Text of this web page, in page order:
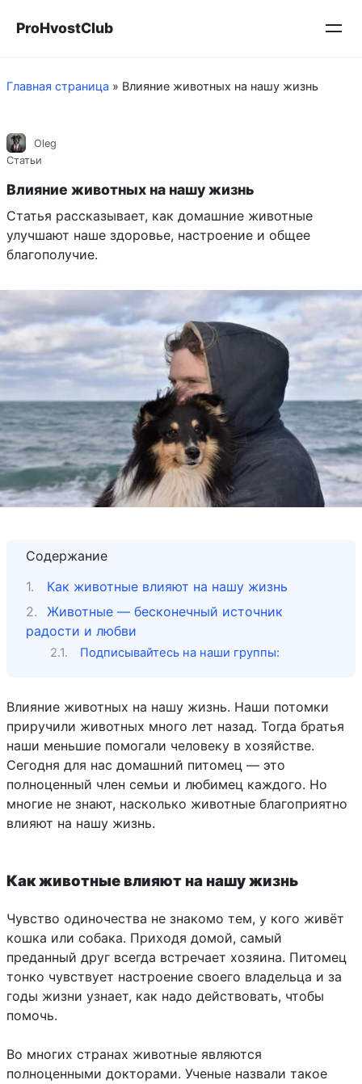
ProHvostClub
Главная страница » Влияние животных на нашу жизнь
Oleg
Статьи
Влияние животных на нашу жизнь
Статья рассказывает, как домашние животные
улучшают наше здоровье, настроение и общее
благополучие.
Содержание
Как животные влияют на нашу жизнь
Животные — бесконечный источник
радости и любви
Подписывайтесь на наши группы:
Влияние животных на нашу жизнь. Наши потомки
приручили животных много лет назад. Тогда братья
наши меньшие помогали человеку в хозяйстве.
Сегодня для нас домашний питомец — это
полноценный член семьи и любимец каждого. Но
многие не знают, насколько животные благоприятно
влияют на нашу жизнь.
Как животные влияют на нашу жизнь
Чувство одиночества не знакомо тем, у кого живёт
кошка или собака. Приходя домой, самый
преданный друг всегда встречает хозяина. Питомец
тонко чувствует настроение своего владельца и за
годы жизни узнает, как надо действовать, чтобы
помочь.
Во многих странах животные являются
полноценными докторами. Ученые назвали такое